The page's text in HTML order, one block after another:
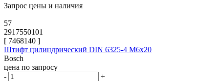
Запрос цены и наличия
57
2917550101
[ 7468140 ]
Штифт цилиндрический DIN 6325-4 M6x20
Bosch
цена по запросу
-
+